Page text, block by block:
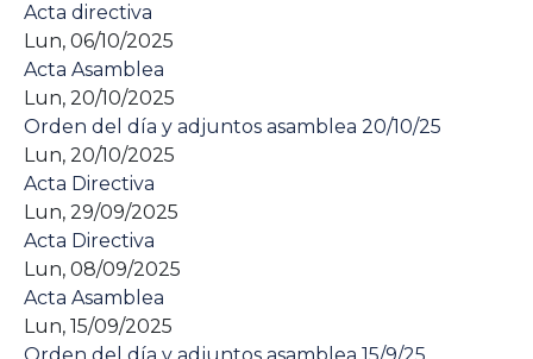
Acta directiva
Lun, 06/10/2025
Acta Asamblea
Lun, 20/10/2025
Orden del día y adjuntos asamblea 20/10/25
Lun, 20/10/2025
Acta Directiva
Lun, 29/09/2025
Acta Directiva
Lun, 08/09/2025
Acta Asamblea
Lun, 15/09/2025